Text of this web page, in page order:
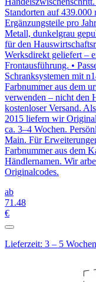
Standorten auf
Ergänzungsteile pro
Metall, dunkelgrau
für den
Werksdirekt geliefert –
Frontausführung. •
Schranksystemen mit
Farbnummer aus dem
verwenden – nicht den
kostenloser Versand.
2015 liefern wir
ca. 3–4 Wochen.
Main. Für
Farbnummer aus dem
Händlernamen. Wir
Originalcodes.
ab
71 .48
€
Lieferzeit: 3 – 5 Wochen